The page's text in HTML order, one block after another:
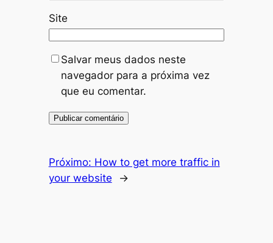
Site
Salvar meus dados neste
navegador para a próxima vez
que eu comentar.
Próximo: How to get more traffic in
your website
→